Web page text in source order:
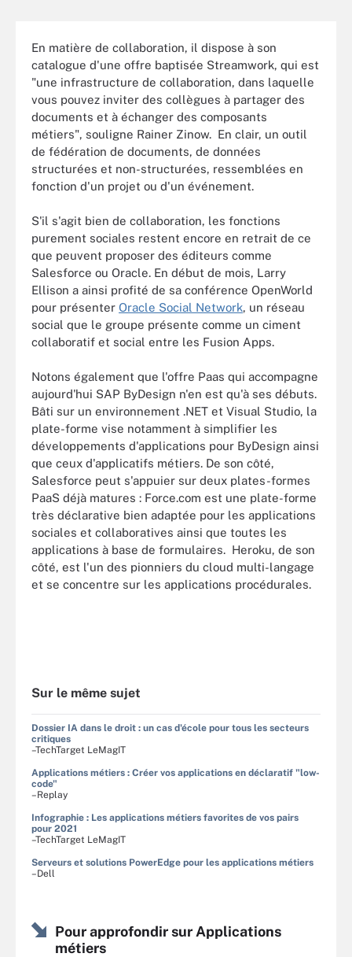
En matière de collaboration, il dispose à son
catalogue d'une offre baptisée Streamwork, qui est
"une infrastructure de collaboration, dans laquelle
vous pouvez inviter des collègues à partager des
documents et à échanger des composants
métiers", souligne Rainer Zinow. En clair, un outil
de fédération de documents, de données
structurées et non-structurées, ressemblées en
fonction d'un projet ou d'un événement.
S'il s'agit bien de collaboration, les fonctions
purement sociales restent encore en retrait de ce
que peuvent proposer des éditeurs comme
Salesforce ou Oracle. En début de mois, Larry
Ellison a ainsi profité de sa conférence OpenWorld
pour présenter Oracle Social Network, un réseau
social que le groupe présente comme un ciment
collaboratif et social entre les Fusion Apps.
Notons également que l'offre Paas qui accompagne
aujourd'hui SAP ByDesign n'en est qu'à ses débuts.
Bâti sur un environnement .NET et Visual Studio, la
plate-forme vise notamment à simplifier les
développements d'applications pour ByDesign ainsi
que ceux d'applicatifs métiers. De son côté,
Salesforce peut s'appuier sur deux plates-formes
PaaS déjà matures : Force.com est une plate-forme
très déclarative bien adaptée pour les applications
sociales et collaboratives ainsi que toutes les
applications à base de formulaires. Heroku, de son
côté, est l'un des pionniers du cloud multi-langage
et se concentre sur les applications procédurales.
Sur le même sujet
Dossier IA dans le droit : un cas d'école pour tous les secteurs
critiques
–TechTarget LeMagIT
Applications métiers : Créer vos applications en déclaratif "low-
code"
–Replay
Infographie : Les applications métiers favorites de vos pairs
pour 2021
–TechTarget LeMagIT
Serveurs et solutions PowerEdge pour les applications métiers
–Dell
Pour approfondir sur Applications
métiers